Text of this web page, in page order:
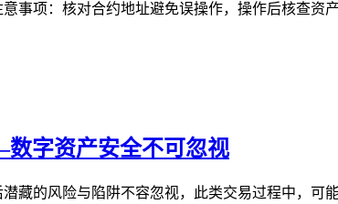
事项：核对合约地址避免误操作，操作后核查资
字资产安全不可忽视
藏的风险与陷阱不容忽视，此类交易过程中，